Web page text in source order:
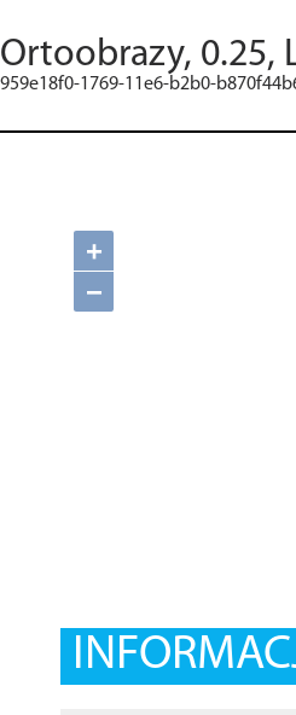
Ortoobrazy, 0.25,
959e18f0-1769-11e6-b2b0-
+
−